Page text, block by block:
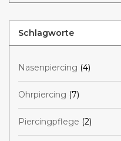
Schlagworte
Nasenpiercing (4)
Ohrpiercing (7)
Piercingpflege (2)